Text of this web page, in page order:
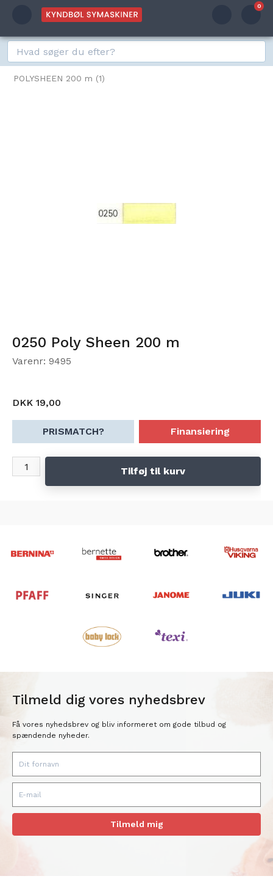
0
POLYSHEEN 200 m (1)
0250 Poly Sheen 200 m
Varenr: 9495
DKK 19,00
PRISMATCH? Finansiering
Tilføj til kurv
Tilmeld dig vores nyhedsbrev
Få vores nyhedsbrev og bliv informeret om gode tilbud og
spændende nyheder.
Tilmeld mig